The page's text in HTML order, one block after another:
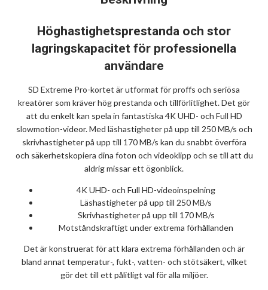
Höghastighetsprestanda och stor
lagringskapacitet för professionella
användare
SD Extreme Pro-kortet är utformat för proffs och seriösa
kreatörer som kräver hög prestanda och tillförlitlighet. Det gör
att du enkelt kan spela in fantastiska 4K UHD- och Full HD
slowmotion-videor. Med läshastigheter på upp till 250 MB/s och
skrivhastigheter på upp till 170 MB/s kan du snabbt överföra
och säkerhetskopiera dina foton och videoklipp och se till att du
aldrig missar ett ögonblick.
4K UHD- och Full HD-videoinspelning
Läshastigheter på upp till 250 MB/s
Skrivhastigheter på upp till 170 MB/s
Motståndskraftigt under extrema förhållanden
Det är konstruerat för att klara extrema förhållanden och är
bland annat temperatur-, fukt-, vatten- och stötsäkert, vilket
gör det till ett pålitligt val för alla miljöer.